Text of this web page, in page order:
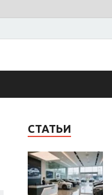
СТАТЬИ